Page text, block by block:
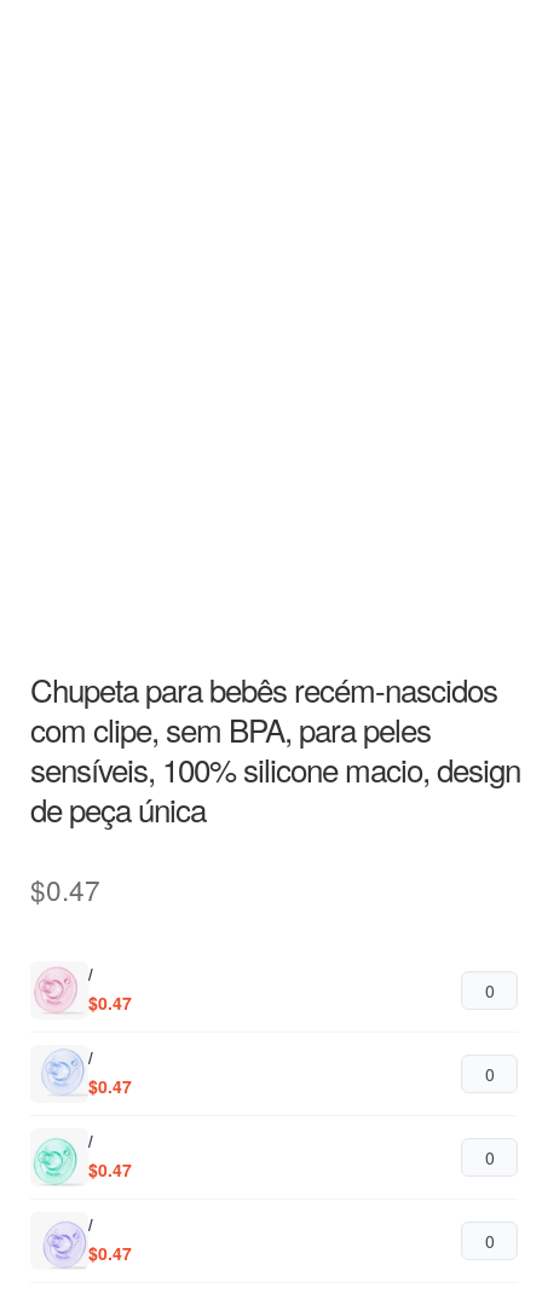
Chupeta para bebês recém-nascidos
com clipe, sem BPA, para peles
sensíveis, 100% silicone macio, design
de peça única
$0.47
/
$0.47
/
$0.47
/
$0.47
/
$0.47